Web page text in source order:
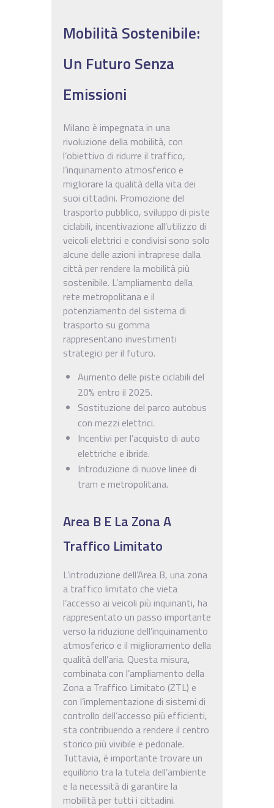
Mobilità Sostenibile:
Un Futuro Senza
Emissioni
Milano è impegnata in una
rivoluzione della mobilità, con
l’obiettivo di ridurre il traffico,
l’inquinamento atmosferico e
migliorare la qualità della vita dei
suoi cittadini. Promozione del
trasporto pubblico, sviluppo di piste
ciclabili, incentivazione all’utilizzo di
veicoli elettrici e condivisi sono solo
alcune delle azioni intraprese dalla
città per rendere la mobilità più
sostenibile. L’ampliamento della
rete metropolitana e il
potenziamento del sistema di
trasporto su gomma
rappresentano investimenti
strategici per il futuro.
Aumento delle piste ciclabili del
20% entro il 2025.
Sostituzione del parco autobus
con mezzi elettrici.
Incentivi per l’acquisto di auto
elettriche e ibride.
Introduzione di nuove linee di
tram e metropolitana.
Area B E La Zona A
Traffico Limitato
L’introduzione dell’Area B, una zona
a traffico limitato che vieta
l’accesso ai veicoli più inquinanti, ha
rappresentato un passo importante
verso la riduzione dell’inquinamento
atmosferico e il miglioramento della
qualità dell’aria. Questa misura,
combinata con l’ampliamento della
Zona a Traffico Limitato (ZTL) e
con l’implementazione di sistemi di
controllo dell’accesso più efficienti,
sta contribuendo a rendere il centro
storico più vivibile e pedonale.
Tuttavia, è importante trovare un
equilibrio tra la tutela dell’ambiente
e la necessità di garantire la
mobilità per tutti i cittadini.